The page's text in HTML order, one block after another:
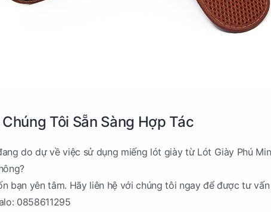
Tôi Sẵn Sàng Hợp Tác
do dự về việc sử dụng miếng lót giày từ Lót Giày Phú
bạn yên tâm. Hãy liên hệ với chúng tôi ngay để được tư
0858611295